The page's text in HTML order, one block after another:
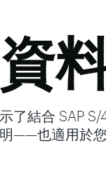
了結合 SAP
——也適用於您